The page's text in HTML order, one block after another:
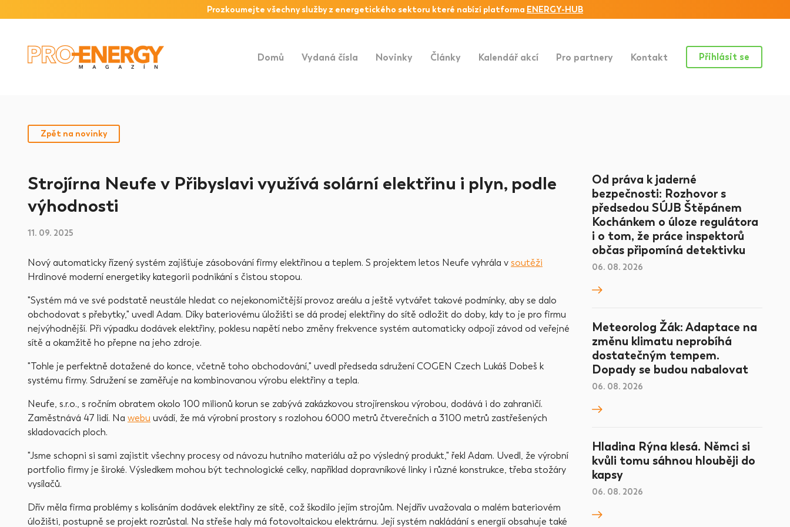
Prozkoumejte všechny služby z energetického sektoru které nabízí platforma ENERGY-HUB
Domů Vydaná čísla Novinky Články Kalendář akcí Pro partnery Kontakt Přihlásit se
Zpět na novinky
Strojírna Neufe v Přibyslavi využívá solární elektřinu i plyn, podle
výhodnosti
11. 09. 2025
Nový automaticky řízený systém zajišťuje zásobování firmy elektřinou a teplem. S projektem letos Neufe vyhrála v soutěži
Hrdinové moderní energetiky kategorii podnikání s čistou stopou.
"Systém má ve své podstatě neustále hledat co nejekonomičtější provoz areálu a ještě vytvářet takové podmínky, aby se dalo
obchodovat s přebytky," uvedl Adam. Díky bateriovému úložišti se dá prodej elektřiny do sítě odložit do doby, kdy to je pro firmu
nejvýhodnější. Při výpadku dodávek elektřiny, poklesu napětí nebo změny frekvence systém automaticky odpojí závod od veřejné
sítě a okamžitě ho přepne na jeho zdroje.
"Tohle je perfektně dotažené do konce, včetně toho obchodování," uvedl předseda sdružení COGEN Czech Lukáš Dobeš k
systému firmy. Sdružení se zaměřuje na kombinovanou výrobu elektřiny a tepla.
Neufe, s.r.o., s ročním obratem okolo 100 milionů korun se zabývá zakázkovou strojírenskou výrobou, dodává i do zahraničí.
Zaměstnává 47 lidí. Na webu uvádí, že má výrobní prostory s rozlohou 6000 metrů čtverečních a 3100 metrů zastřešených
skladovacích ploch.
"Jsme schopni si sami zajistit všechny procesy od návozu hutního materiálu až po výsledný produkt," řekl Adam. Uvedl, že výrobní
portfolio firmy je široké. Výsledkem mohou být technologické celky, například dopravníkové linky i různé konstrukce, třeba stožáry
vysílačů.
Dřív měla firma problémy s kolísáním dodávek elektřiny ze sítě, což škodilo jejím strojům. Nejdřív uvažovala o malém bateriovém
úložišti, postupně se projekt rozrůstal. Na střeše haly má fotovoltaickou elektrárnu. Její systém nakládání s energií obsahuje také
Od práva k jaderné
bezpečnosti: Rozhovor s
předsedou SÚJB Štěpánem
Kochánkem o úloze regulátora
i o tom, že práce inspektorů
občas připomíná detektivku
06. 08. 2026
Meteorolog Žák: Adaptace na
změnu klimatu neprobíhá
dostatečným tempem.
Dopady se budou nabalovat
06. 08. 2026
Hladina Rýna klesá. Němci si
kvůli tomu sáhnou hlouběji do
kapsy
06. 08. 2026